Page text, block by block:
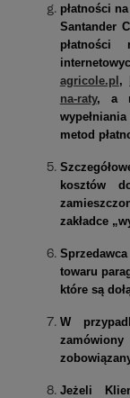
płatności
Santander
agricole.pl ,
na-raty, a
metod
kosztów
zakładce
towaru
które są
W
Jeżeli